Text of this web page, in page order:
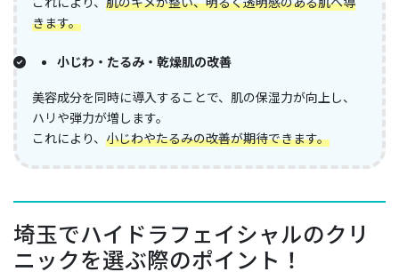
きます。
小じわ・たるみ・乾燥肌の改善
美容成分を同時に導入することで、肌の保湿力が向上し、
ハリや弾力が増します。​
これにより、 小じわやたるみの改善が期待できます。
埼玉でハイドラフェイシャルのクリ
ニックを選ぶ際のポイント！